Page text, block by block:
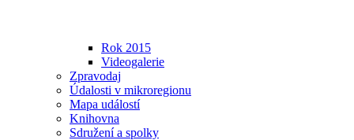
Rok 2015
Videogalerie
Zpravodaj
Údalosti v mikroregionu
Mapa událostí
Knihovna
Sdružení a spolky